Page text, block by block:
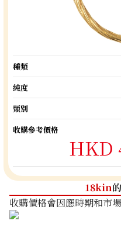
種類
純度
類別
收購參考價格
HKD
18kin
收購價格會因應時期和市